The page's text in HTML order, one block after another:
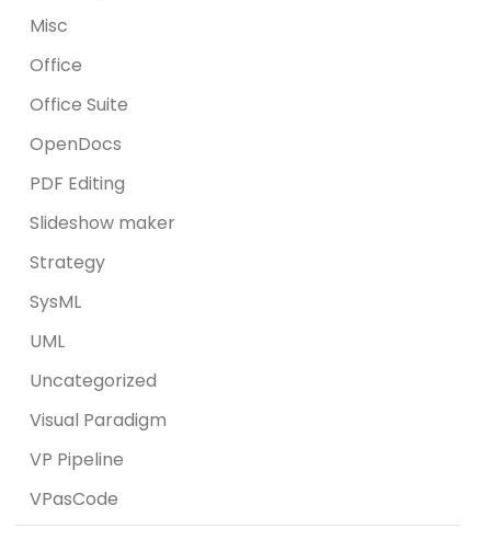
Misc
Office
Office Suite
OpenDocs
PDF Editing
Slideshow maker
Strategy
SysML
UML
Uncategorized
Visual Paradigm
VP Pipeline
VPasCode